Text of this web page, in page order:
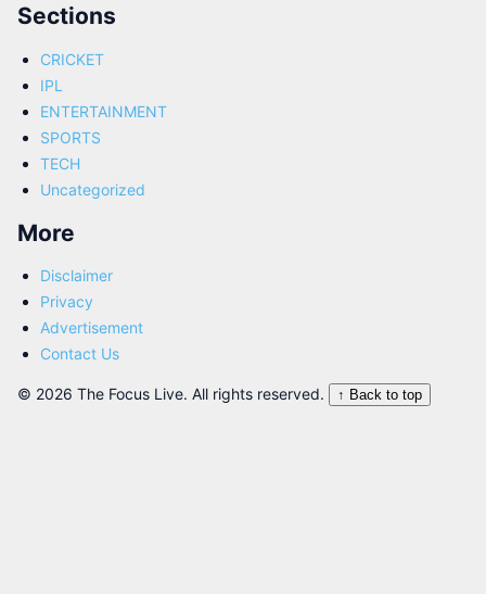
Sections
CRICKET
IPL
ENTERTAINMENT
SPORTS
TECH
Uncategorized
More
Disclaimer
Privacy
Advertisement
Contact Us
© 2026 The Focus Live. All rights reserved. ↑ Back to top